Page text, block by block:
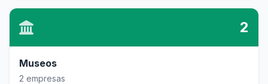
2
Museos
2 empresas